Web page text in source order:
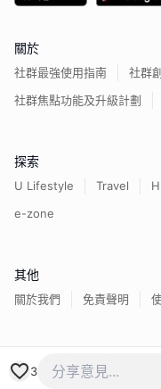
3
關於
社群最強使用指南
社群
社群焦點功能及升級計劃
探索
U Lifestyle Travel
e-zone
其他
關於我們 免責聲明
香港經濟日報版權所有©